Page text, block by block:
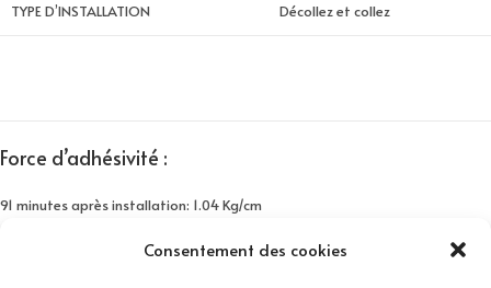
Consentement des cookies
TYPE D’INSTALLATION Décollez et collez
Force d’adhésivité :
91 minutes après installation: 1.04 Kg/cm
3 jours après installation: 1.51 Kg/cm